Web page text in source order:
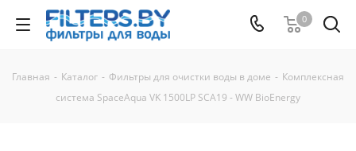
0
Главная - Каталог - Фильтры для очистки воды в доме - Комплексная
система SpaceAqua VK 1500LP SCA19 - WW BioEnergy